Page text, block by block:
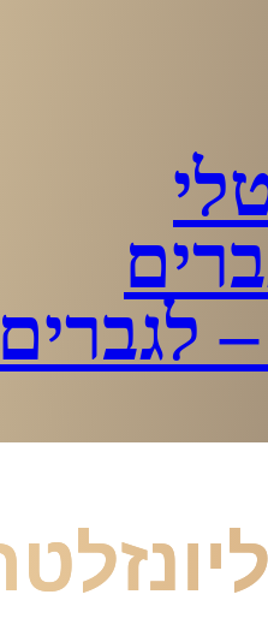
לגברים